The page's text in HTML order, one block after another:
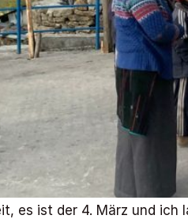
es ist der 4. März und